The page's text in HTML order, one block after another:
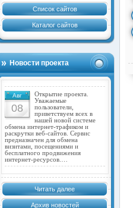
Список сайтов
Каталог сайтов
Новости проекта
Авг
08
Открытие проекта.
Уважаемые
пользователи,
приветствуем всех в
нашей новой системе
обмена интернет-трафиком и
раскрутки веб-сайтов. Сервис
предназначен для обмена
визитами, посещениями и
бесплатного продвижения
интернет-ресурсов.…
Читать далее
Архив новостей